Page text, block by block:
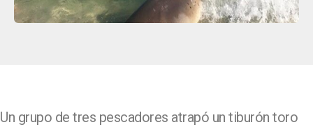
Un grupo de tres pescadores atrapó un tiburón toro